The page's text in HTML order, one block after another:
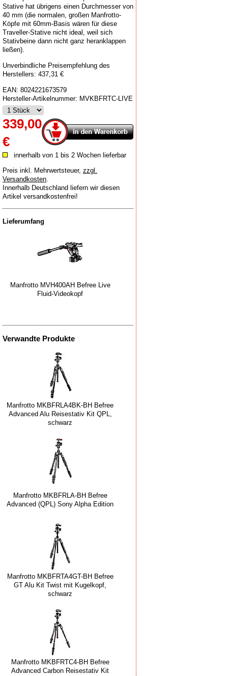
Stative hat übrigens einen Durchmesser von
40 mm (die normalen, großen Manfrotto-
Köpfe mit 60mm-Basis wären für diese
Traveller-Stative nicht ideal, weil sich
Stativbeine dann nicht ganz heranklappen
ließen).
Unverbindliche Preisempfehlung des
Herstellers: 437,31 €
EAN: 8024221673579
Hersteller-Artikelnummer: MVKBFRTC-LIVE
339,00
€
innerhalb von 1 bis 2 Wochen lieferbar
Preis inkl. Mehrwertsteuer, zzgl.
Versandkosten
Innerhalb Deutschland liefern wir diesen
Artikel versandkostenfrei!
Lieferumfang
Manfrotto MVH400AH Befree Live
Fluid-Videokopf
Verwandte Produkte
Manfrotto MKBFRLA4BK-BH Befree
Advanced Alu Reisestativ Kit QPL,
schwarz
Manfrotto MKBFRLA-BH Befree
Advanced (QPL) Sony Alpha Edition
Manfrotto MKBFRTA4GT-BH Befree
GT Alu Kit Twist mit Kugelkopf,
schwarz
Manfrotto MKBFRTC4-BH Befree
Advanced Carbon Reisestativ Kit